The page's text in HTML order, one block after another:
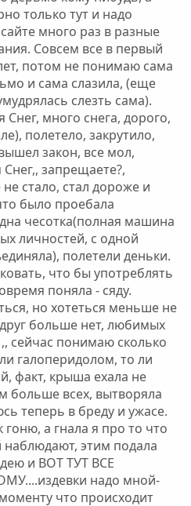
только тут и надо
много раз в разные
Совсем все в первый
потом не понимаю сама
и сама слазила, (еще
слезть сама).
Снег, много снега, дорого,
полетело, закрутило,
закон, все мол,
запрещаете?,
стало, стал дороже и
было проебала
чесотка(полная машина
личностей, с одной
полетели деньки.
что бы употреблять
поняла - сяду.
но хотеться меньше не
больше нет, любимых
сейчас понимаю сколько
галоперидолом, то ли
факт, крыша ехала не
больше всех, вытворяла
теперь в бреду и ужасе.
гоню, а гнала я про то что
этим подала
и ВОТ ТУТ ВСЕ
надо мной-
что происходит